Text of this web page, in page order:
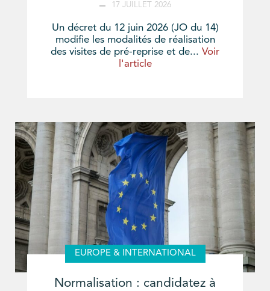
17 JUILLET 2026
Un décret du 12 juin 2026 (JO du 14)
modifie les modalités de réalisation
des visites de pré-reprise et de... Voir
l'article
EUROPE & INTERNATIONAL
Normalisation : candidatez à